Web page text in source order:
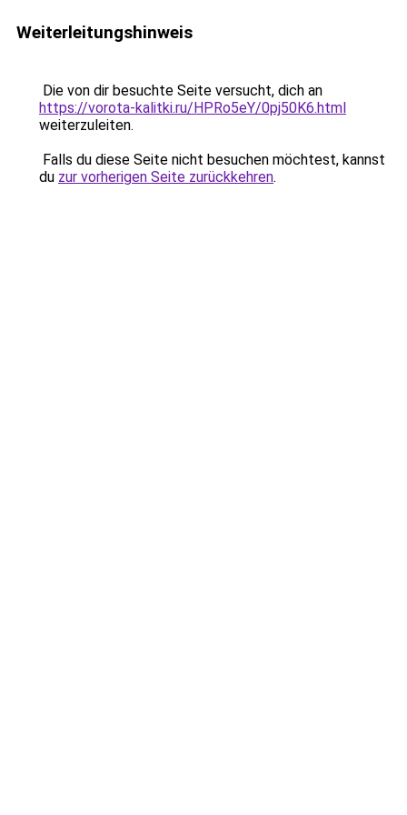
Weiterleitungshinweis
Die von dir besuchte Seite versucht, dich an
https://vorota-kalitki.ru/HPRo5eY/0pj50K6.html
weiterzuleiten.
Falls du diese Seite nicht besuchen möchtest, kannst
du zur vorherigen Seite zurückkehren.